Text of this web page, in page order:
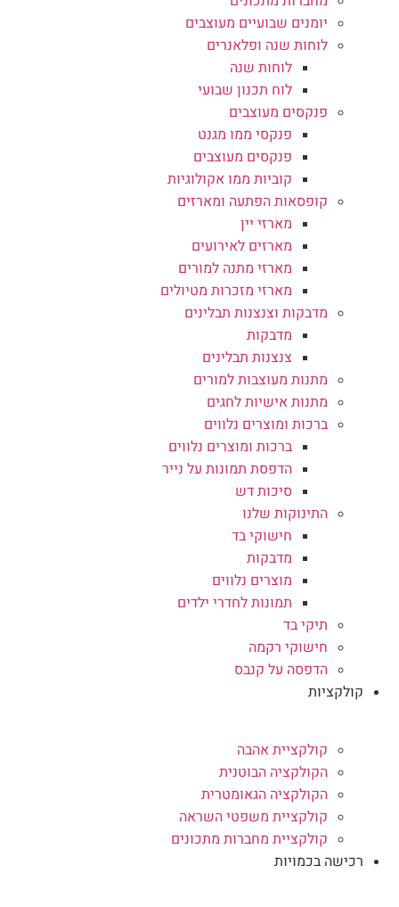
יומנים שבועיים מעוצבים
לוחות שנה ופלאנרים
לוחות שנה
לוח תכנון שבועי
פנקסים מעוצבים
פנקסי ממו מגנט
פנקסים מעוצבים
קוביות ממו אקולוגיות
קופסאות הפתעה ומארזים
מארזי יין
מארזים לאירועים
מארזי מתנה למורים
מארזי מזכרות מטיולים
מדבקות וצנצנות תבלינים
מדבקות
צנצנות תבלינים
מתנות מעוצבות למורים
מתנות אישיות לחגים
ברכות ומוצרים נלווים
ברכות ומוצרים נלווים
הדפסת תמונות על נייר
סיכות דש
התינוקות שלנו
חישוקי בד
מדבקות
מוצרים נלווים
תמונות לחדרי ילדים
תיקי בד
חישוקי רקמה
הדפסה על קנבס
קולקציות
קולקציית אהבה
הקולקציה הבוטנית
הקולקציה הגאומטרית
קולקציית משפטי השראה
קולקציית מחברות מתכונים
רכישה בכמויות